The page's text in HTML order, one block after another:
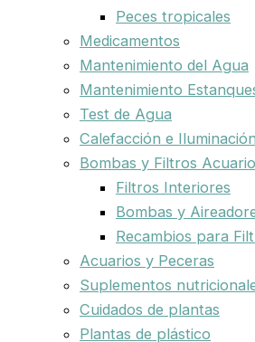
Peces tropicales
Medicamentos
Mantenimiento del Agua
Mantenimiento
Test de Agua
Calefacción e
Bombas y Filtros
Filtros Interiores
Bombas y
Recambios para
Acuarios y Peceras
Suplementos
Cuidados de plantas
Plantas de plástico